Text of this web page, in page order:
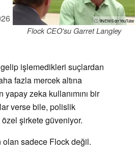
ⓘ 9NEWS on YouTube
Flock CEO'su Garret Langley
gelip işlemedikleri suçlardan
fazla mercek altına
zeka kullanımını bir
verse bile, polislik
şirkete güveniyor.
olan sadece Flock değil.